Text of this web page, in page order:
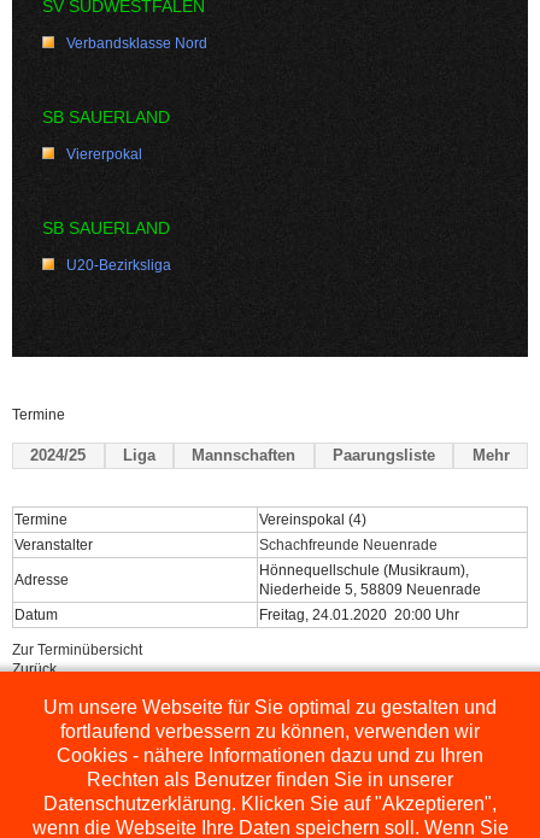
SV SÜDWESTFALEN
Verbandsklasse Nord
SB SAUERLAND
Viererpokal
SB SAUERLAND
U20-Bezirksliga
Termine
2024/25 Liga Mannschaften Paarungsliste Mehr
Termine
Vereinspokal (4)
Veranstalter
Schachfreunde Neuenrade
Adresse
Hönnequellschule (Musikraum),
Niederheide 5, 58809 Neuenrade
Datum
Freitag, 24.01.2020 20:00 Uhr
Zur Terminübersicht
Zurück
Powered by ChessLeagueManager
Um unsere Webseite für Sie optimal zu gestalten und
fortlaufend verbessern zu können, verwenden wir
Cookies - nähere Informationen dazu und zu Ihren
Rechten als Benutzer finden Sie in unserer
Datenschutzerklärung. Klicken Sie auf "Akzeptieren",
wenn die Webseite Ihre Daten speichern soll. Wenn Sie